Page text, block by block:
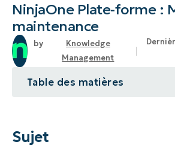
NinjaOne Plate-forme :
maintenance
Knowledge
Management
Table des matières
Environnement
Sujet